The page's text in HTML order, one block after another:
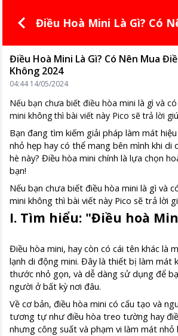
Điều Hoà Mini Là Gì? Có
Điều Hoà Mini Là Gì? Có Nên Mua
Không 2024
04:44 14/05/2024
Nếu bạn chưa biết điều hòa mini là gì và
mini không thì bài viết này Pico sẽ trả lời
Bạn đang tìm kiếm giải pháp làm mát
nhỏ hẹp hay có thể mang bên mình khi di
hè này? Điều hòa mini chính là lựa chọn
bạn!
Nếu bạn chưa biết điều hòa mini là gì và
mini không thì bài viết này Pico sẽ trả lời
I. Tìm hiểu: "Điều hoà
Điều hòa mini, hay còn có cái tên khác là
lạnh di động mini. Đây là thiết bị làm mát
thước nhỏ gọn, và dễ dàng sử dụng để
người ở bất kỳ nơi đâu.
Về cơ bản, điều hòa mini có cấu tạo và
tương tự như điều hòa treo tường hay
nhưng công suất và phạm vi làm mát nhỏ